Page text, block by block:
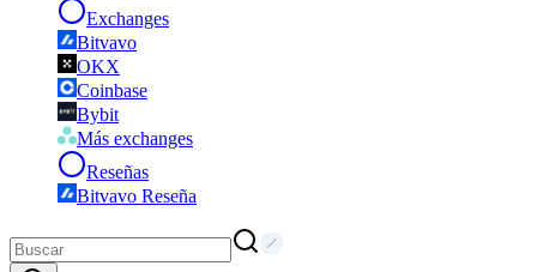
Exchanges
Bitvavo
OKX
Coinbase
Bybit
Más exchanges
Reseñas
Bitvavo Reseña